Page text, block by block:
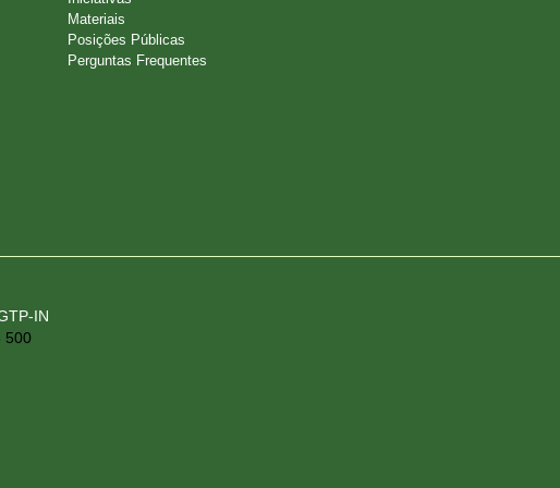
Materiais
Posições Públicas
Perguntas Frequentes
IN
500